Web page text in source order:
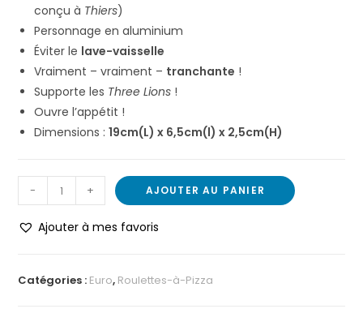
conçu à Thiers)
Personnage en aluminium
Éviter le lave-vaisselle
Vraiment – vraiment – tranchante !
Supporte les Three Lions !
Ouvre l’appétit !
Dimensions :19cm(L) x 6,5cm(l) x 2,5cm(H)
- + AJOUTER AU PANIER
Ajouter à mes favoris
Catégories : Euro, Roulettes-à-Pizza